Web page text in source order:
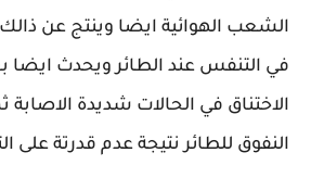
الشعب الهوائية ايضا وينتج عن
في التنفس عند الطائر ويحدث
الاختناق في الحالات شديدة
النفوق للطائر نتيجة عدم قدرتة على